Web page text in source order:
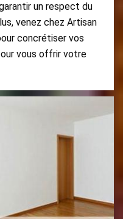
un respect du
venez chez Artisan
concrétiser vos
vous offrir votre